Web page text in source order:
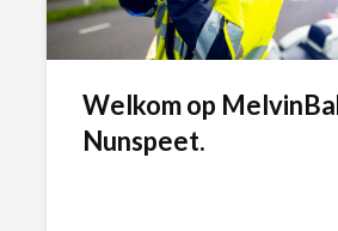
Welkom op
Nunspeet.